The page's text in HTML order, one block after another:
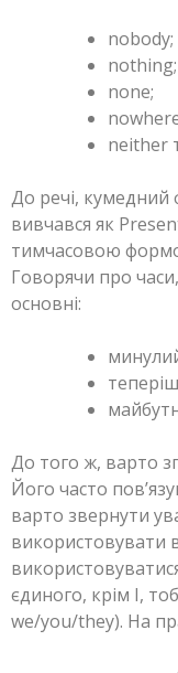
nobody;
nothing;
none;
neither
До речі,
вивчався як
тимчасовою
Говорячи про
основні:
До того ж, варто
Його часто
варто звернути
використовувати
єдиного, крім I,
we/you/they). На